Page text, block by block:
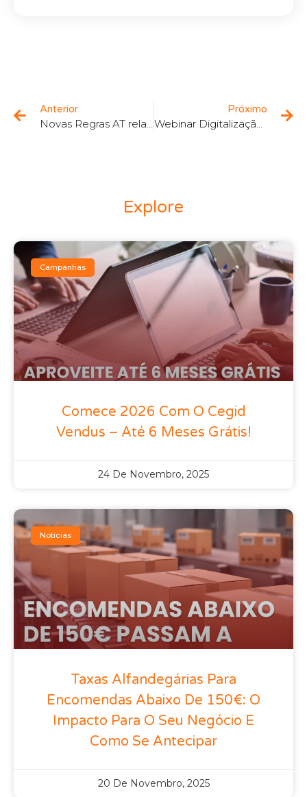
Anterior
Novas Regras AT relativas à Faturação em 2021 e 2022
Próximo
Webinar Digitalização no Transporte Terrestre com TMS CarLo
Explore
Campanhas
Comece 2026 Com O Cegid
Vendus – Até 6 Meses Grátis!
24 De Novembro, 2025
Notícias
Taxas Alfandegárias Para
Encomendas Abaixo De 150€: O
Impacto Para O Seu Negócio E
Como Se Antecipar
20 De Novembro, 2025